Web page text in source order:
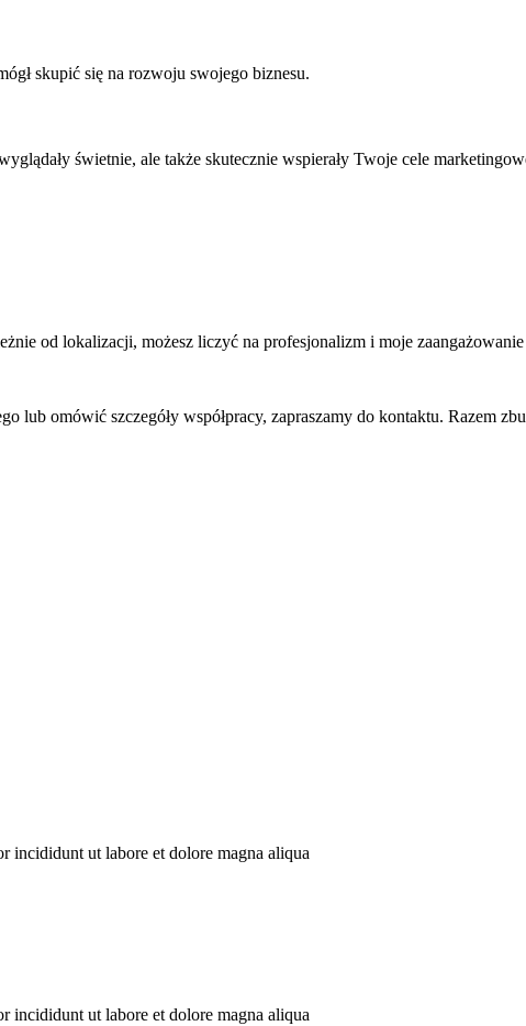
skupić się na rozwoju swojego biznesu.
świetnie, ale także skutecznie wspierały Twoje cele
od lokalizacji, możesz liczyć na profesjonalizm i moje
lub omówić szczegóły współpracy, zapraszamy do kontaktu. Razem
incididunt ut labore et dolore magna aliqua
incididunt ut labore et dolore magna aliqua